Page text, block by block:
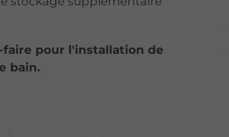
faire pour l'installation de
bain.